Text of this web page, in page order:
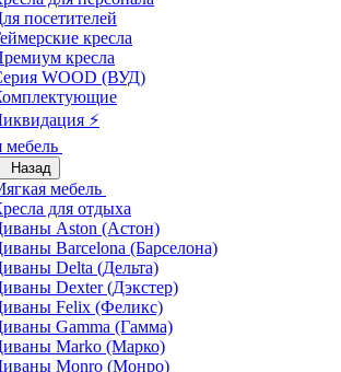
посетителей
кресла
кресла
WOOD (ВУД)
⚡
мебель
Назад
мебель
для отдыха
Aston (Астон)
Barcelona (Барселона)
Delta (Дельта)
Dexter (Дэкстер)
Felix (Феликс)
Gamma (Гамма)
Marko (Марко)
Monro (Монро)